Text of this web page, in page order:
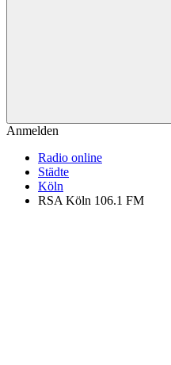
Anmelden
Radio online
Städte
Köln
RSA Köln 106.1 FM